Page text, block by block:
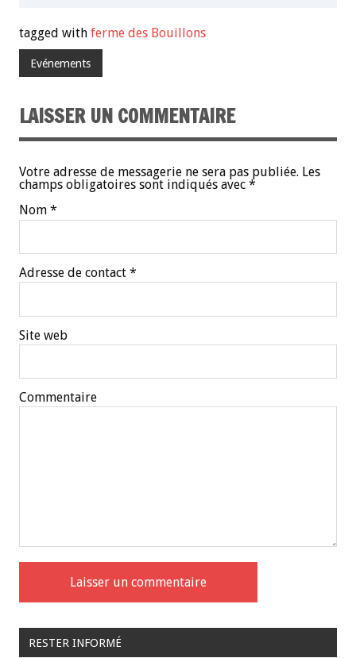
tagged with ferme des Bouillons
Evénements
LAISSER UN COMMENTAIRE
Votre adresse de messagerie ne sera pas publiée. Les
champs obligatoires sont indiqués avec *
Nom *
Adresse de contact *
Site web
Commentaire
RESTER INFORMÉ